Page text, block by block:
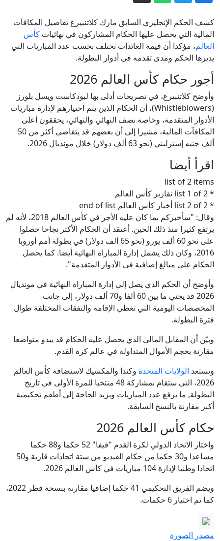
المسيرة.. وأوكرانيا: لم نستهدف بلغاريا
ألمانيا.. رصد مسيرتين مجهولتين تحلقان
فوق قاعدة عسكرية
بزشكيان: أفشلنا خطة لإدخال العدو قوات
برية إلى إيران
معركة المواطنة بالولادة.. من المستهدف
بقرار ترمب الجديد؟
المونيتور: نتنياهو يجهز خططا لزعزعة
استقرار النظام الإيراني
إيران مباشر.. الحرس الثوري يشترط لفتح
كشف الحكم الإنجليزي السابق مارك كلاتنبيرغ تفاصيل المكافآت
المالية التي يحصل عليها الحكام المشاركون في نهائيات كأس
العالم، مؤكدا أن قيمة العائدات تختلف بحسب عدد المباريات التي
يديرها الحكم ومدى تقدمه في أدوار البطولة.
أجور حكام كأس العالم 2026
وأوضح كلاتنبيرغ، في تصريحات أدلى بها لبودكاست ويسل بلورز
(Whistleblowers)، أن الحكام الذين يتم اختيارهم لإدارة مباريات
الأدوار المتقدمة، وخاصة نصف النهائي والنهائي، يحققون أعلى
المكافآت المالية، مشيرا إلى أن بعضهم قد يتقاضى أكثر من 50
ألف جنيه إسترليني (نحو 63 ألف دولار) خلال مونديال 2026.
اقرأ أيضا
list of 2 items
* list 1 of 2 تقارير كأس العالم
* list 2 of 2 أخبار كأس العالم end of list
وقال: "سأخبركم بما كان عليه الأجر في كأس العالم 2018، لأنه لم
يرتفع كثيرا منذ ذلك الحين. أعتقد أن الحكام الأكثر نجاحا حصلوا
على نحو 60 ألف يورو (نحو 65 ألف دولار) في بطولة أمم أوروبا
2016، وكان ذلك يشمل إدارة المباراة النهائية أيضا. كما يحصل
الحكام على مبالغ إضافية في الأدوار المتقدمة".
وأوضح أن الحكم الذي يصل إلى إدارة المباراة النهائية في مونديال
2026 قد يجني ما بين 60 ألفا و70 ألف دولار، إلى جانب
المخصصات اليومية التي تغطي الإقامة والنفقات المختلفة طوال
فترة البطولة.
وبيّن أن المقابل المالي الذي يحصل عليه الحكام قد يبدو متواضعا
مقارنة بحجم الأموال المتداولة في عالم كرة القدم.
وتستعد الولايات المتحدة وكندا والمكسيك لاستضافة كأس العالم
2026، التي ستقام بمشاركة 48 منتخبا للمرة الأولى في تاريخ
البطولة, ما يرفع عدد المباريات ويزيد الحاجة إلى أطقم تحكيمية
أكبر مقارنة بالنسخ السابقة.
حكام كأس العالم 2026
واختار الاتحاد الدولي لكرة القدم "فيفا" 52 حكما و88 حكما
مساعدا و30 حكما من حكام الفيديو من ستة اتحادات قارية و50
اتحادا وطنيا لإدارة 104 مباريات في كأس العالم 2026.
ويضم الفريق التحكيمي 41 حكما إضافيا مقارنة بنسخة قطر 2022،
كما تم اختيار 6 حكمات.
مصدر الصورة